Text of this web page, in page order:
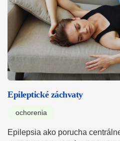
Epileptické záchvaty
ochorenia
Epilepsia ako porucha